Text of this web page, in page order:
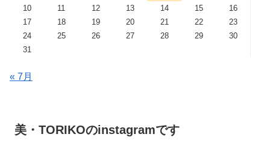
10
11 12 13 14 15
16
17
18 19 20 21 22
23
24
25 26 27 28 29
30
31
« 7月
美・TORIKOのinstagramです